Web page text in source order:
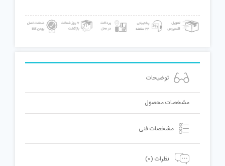
240P
عدد
توضیحات
مشخصات محصول
مشخصات فنی
نظرات (0)